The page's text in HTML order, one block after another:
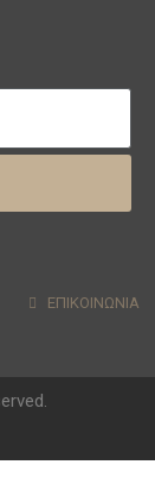
ΕΠΙΚΟΙΝΩΝΙΑ